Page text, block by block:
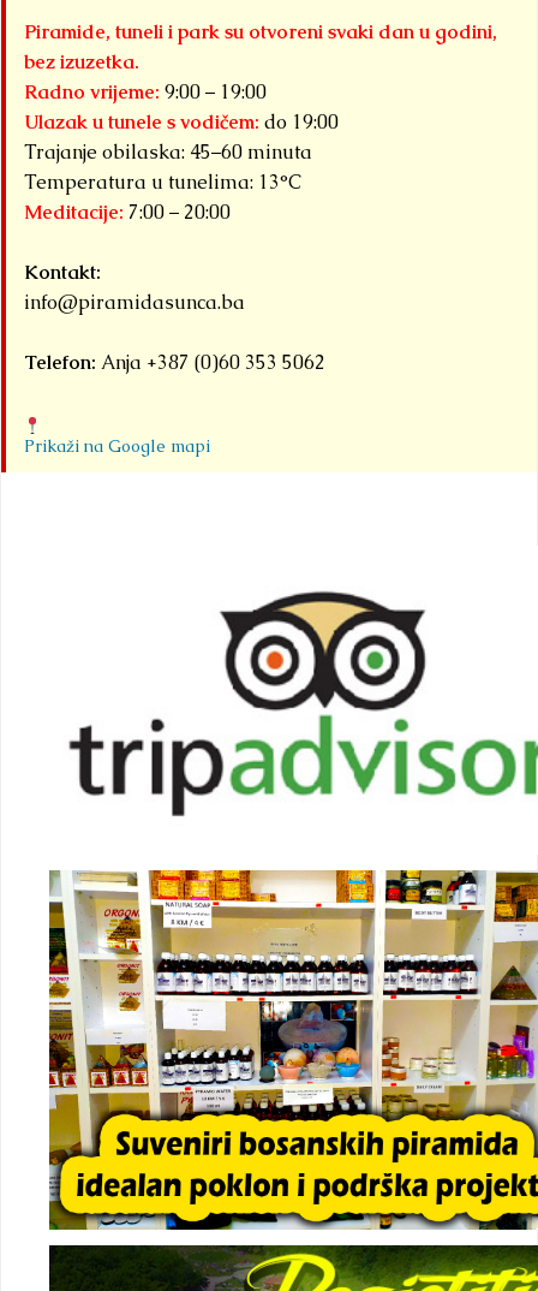
Piramide, tuneli i park su otvoreni svaki dan u godini,
bez izuzetka.
Radno vrijeme: 9:00 – 19:00
Ulazak u tunele s vodičem: do 19:00
Trajanje obilaska: 45–60 minuta
Temperatura u tunelima: 13°C
Meditacije: 7:00 – 20:00
Kontakt:
info@piramidasunca.ba
Telefon: Anja +387 (0)60 353 5062
Prikaži na Google mapi